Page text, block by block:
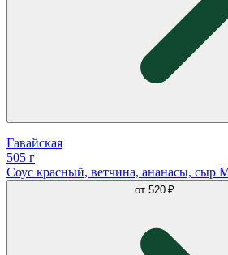
Гавайская
505 г
Соус красный, ветчина, ананасы, сыр
от 520 ₽